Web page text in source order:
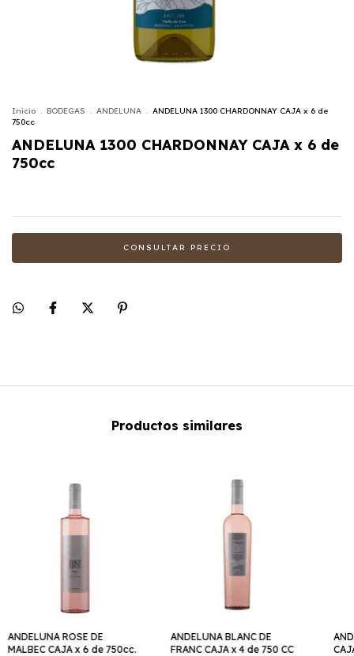
Inicio . BODEGAS . ANDELUNA . ANDELUNA 1300 CHARDONNAY CAJA x 6 de
750cc
ANDELUNA 1300 CHARDONNAY CAJA x 6 de
750cc
Productos similares
ANDELUNA ROSE DE
MALBEC CAJA x 6 de 750cc.
ANDELUNA BLANC DE
FRANC CAJA x 4 de 750 CC